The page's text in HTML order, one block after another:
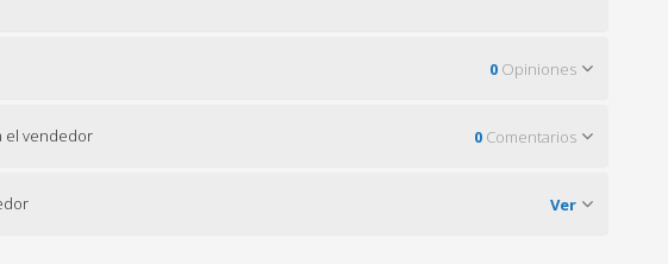
0 Opiniones
el vendedor 0 Comentarios
Ver